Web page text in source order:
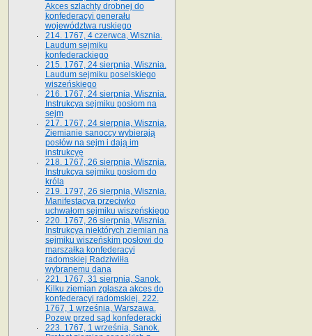
Akces szlachty drobnej do
konfederacyi generału
województwa ruskiego
214. 1767, 4 czerwca, Wisznia.
Laudum sejmiku
konfederackiego
215. 1767, 24 sierpnia, Wisznia.
Laudum sejmiku poselskiego
wiszeńskiego
216. 1767, 24 sierpnia, Wisznia.
Instrukcya sejmiku posłom na
sejm
217. 1767, 24 sierpnia, Wisznia.
Ziemianie sanoccy wybierają
posłów na sejm i dają im
instrukcyę
218. 1767, 26 sierpnia, Wisznia.
Instrukcya sejmiku posłom do
króla
219. 1797, 26 sierpnia, Wisznia.
Manifestacya przeciwko
uchwałom sejmiku wiszeńskiego
220. 1767, 26 sierpnia, Wisznia.
Instrukcya niektórych ziemian na
sejmiku wiszeńskim posłowi do
marszałka konfe­deracyi
radomskiej Radziwiłła
wybranemu dana
221. 1767, 31 sierpnia, Sanok.
Kilku ziemian zgłasza akces do
konfederacyi radomskiej. 222.
1767, 1 września, Warszawa.
Pozew przed sąd konfederacki
223. 1767, 1 września, Sanok.